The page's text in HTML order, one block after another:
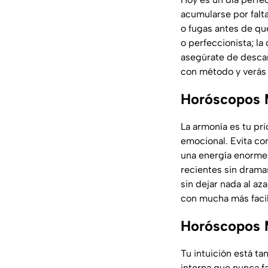
acumularse por
o fugas antes de
o perfeccionista; la
asegúrate de
con método y
Horóscopos
La armonía es tu
emocional. Evita
una energía
recientes sin
sin dejar nada al
con mucha más
Horóscopos
Tu intuición está